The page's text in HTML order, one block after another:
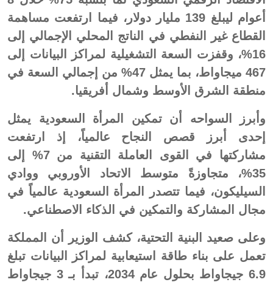
أعوام ليبلغ 139 مليار دولار، فيما ارتفعت مساهمة
القطاع غير النفطي في الناتج المحلي الإجمالي إلى
16%، وقفزت السعة التشغيلية لمراكز البيانات إلى
467 ميجاواط، بما يمثل 47% من إجمالي السعة في
منطقة الشرق الأوسط وشمال أفريقيا.
وأبرز السواحه أن تمكين المرأة السعودية يمثل
إحدى أبرز قصص النجاح عالمياً، إذ ارتفعت
مشاركتها في القوى العاملة التقنية من 7% إلى
35%، متجاوزةً متوسط الاتحاد الأوروبي ووادي
السيليكون، فيما تتصدر المرأة السعودية عالمياً في
مجال المشاركة والتمكين في الذكاء الاصطناعي.
وعلى صعيد البنية التحتية، كشف الوزير أن المملكة
تعمل على بناء طاقة استيعابية لمراكز البيانات تبلغ
6.9 جيجاواط بحلول عام 2034، تبدأ بـ 3 جيجاواط